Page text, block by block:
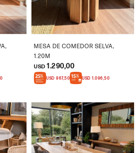
MESA DE COMEDOR SELVA,
1.20M
USD 1.290,00
USD 967,50 USD 1.096,50